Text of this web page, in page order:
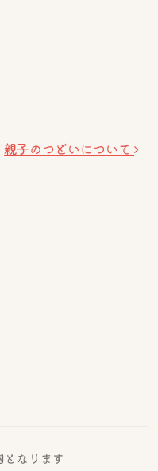
なります
親子のつどいについて